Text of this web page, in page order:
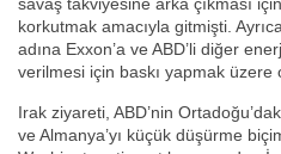
savaş takviyesine arka çıkması
korkutmak amacıyla gitmişti.
adına Exxon’a ve ABD’li diğer
verilmesi için baskı yapmak üzere
Irak ziyareti, ABD’nin
ve Almanya’yı küçük düşürme